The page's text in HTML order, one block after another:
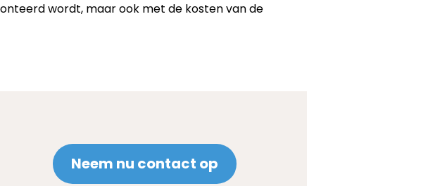
wordt, maar ook met de kosten van de
Neem nu contact op